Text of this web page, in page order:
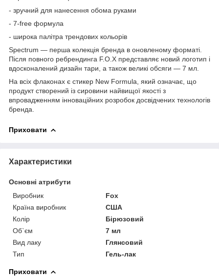
- зручний для нанесення обома руками
- 7-free формула
- широка палітра трендових кольорів
Spectrum — перша колекція бренда в оновленому форматі.
Після повного ребрендинга F.O.X представляє новий логотип і
вдосконалений дизайн тари, а також великі обсяги — 7 мл.
На всіх флаконах є стикер New Formula, який означає, що
продукт створений із сировини найвищої якості з
впровадженням інноваційних розробок досвідчених технологів
бренда.
Приховати
Характеристики
Основні атрибути
Виробник
Fox
Країна виробник
США
Колір
Бірюзовий
Об`єм
7 мл
Вид лаку
Глянсовий
Тип
Гель-лак
Приховати